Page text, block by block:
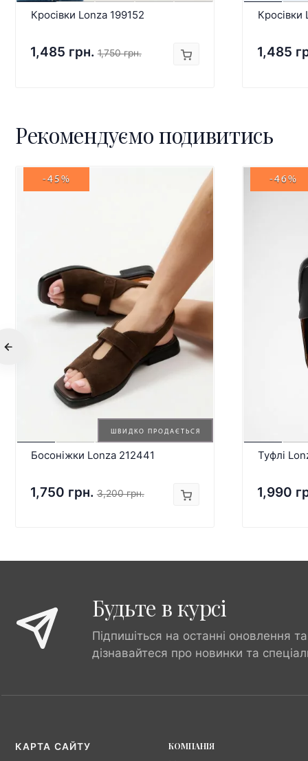
Кросівки Lonza 199152
1,485 грн. 1,750 грн.
Кросівки
1,485
Рекомендуємо подивитись
ШВИДКО ПРОДАЄТЬСЯ
-45%
Босоніжки Lonza 212441
1,750 грн. 3,200 грн.
-46%
Туфлі
1,990
Будьте в курсі
Підпишіться на останні оновлення та
дізнавайтеся про новинки та
КАРТА САЙТУ
КОМПАНІЯ